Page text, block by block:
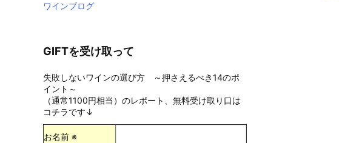
ワインブログ
GIFTを受け取って
失敗しないワインの選び方 ～押さえるべき14のポ
イント～
（通常1100円相当）のレポート、無料受け取り口は
コチラです↓
お名前 ※